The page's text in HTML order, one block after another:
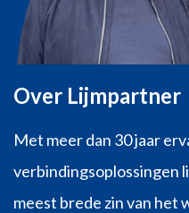
Over Lijmpartner
Met meer dan 30 jaar
verbindingsoplossingen
meest brede zin van het